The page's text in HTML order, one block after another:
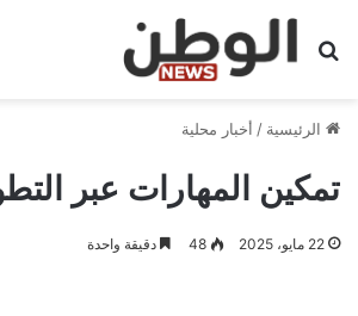
بحث عن
الرئيسية / أخبار محلية
تمكين المهارات عبر
22 مايو، 2025 48 دقيقة واحدة